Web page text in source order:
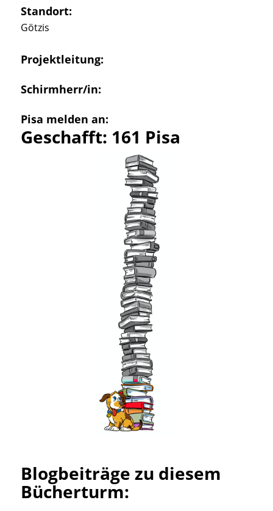
Standort:
Götzis
Projektleitung:
Schirmherr/in:
Pisa melden an:
Geschafft: 161 Pisa
Blogbeiträge zu diesem
Bücherturm: